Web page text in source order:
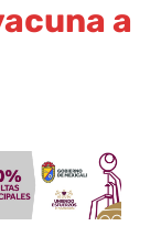
a